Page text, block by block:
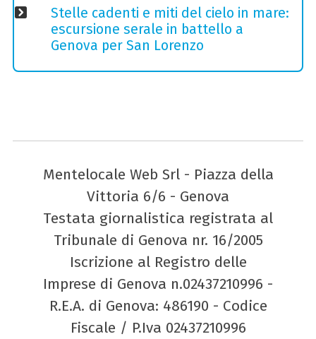
Stelle cadenti e miti del cielo in mare:
escursione serale in battello a
Genova per San Lorenzo
Mentelocale Web Srl - Piazza della
Vittoria 6/6 - Genova
Testata giornalistica registrata al
Tribunale di Genova nr. 16/2005
Iscrizione al Registro delle
Imprese di Genova n.02437210996 -
R.E.A. di Genova: 486190 - Codice
Fiscale / P.Iva 02437210996